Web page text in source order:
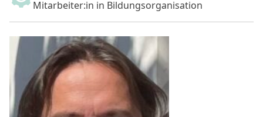
Mitarbeiter:in in Bildungsorganisation